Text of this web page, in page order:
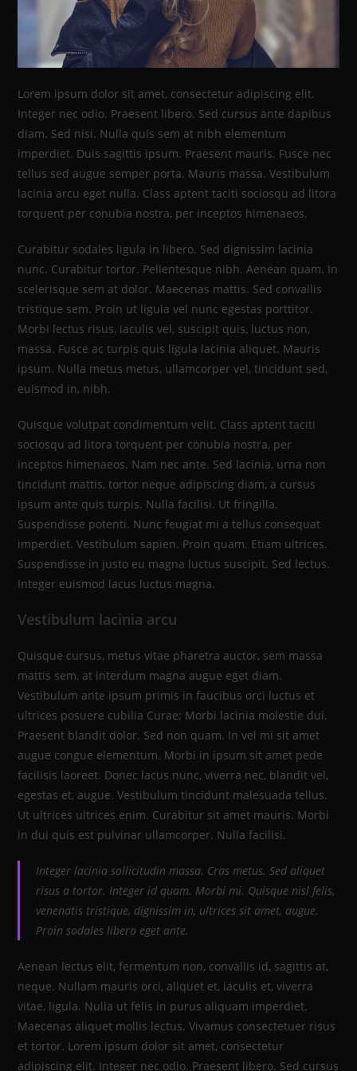
Lorem ipsum dolor sit amet, consectetur adipiscing elit.
Integer nec odio. Praesent libero. Sed cursus ante dapibus
diam. Sed nisi. Nulla quis sem at nibh elementum
imperdiet. Duis sagittis ipsum. Praesent mauris. Fusce nec
tellus sed augue semper porta. Mauris massa. Vestibulum
lacinia arcu eget nulla. Class aptent taciti sociosqu ad litora
torquent per conubia nostra, per inceptos himenaeos.
Curabitur sodales ligula in libero. Sed dignissim lacinia
nunc. Curabitur tortor. Pellentesque nibh. Aenean quam. In
scelerisque sem at dolor. Maecenas mattis. Sed convallis
tristique sem. Proin ut ligula vel nunc egestas porttitor.
Morbi lectus risus, iaculis vel, suscipit quis, luctus non,
massa. Fusce ac turpis quis ligula lacinia aliquet. Mauris
ipsum. Nulla metus metus, ullamcorper vel, tincidunt sed,
euismod in, nibh.
Quisque volutpat condimentum velit. Class aptent taciti
sociosqu ad litora torquent per conubia nostra, per
inceptos himenaeos. Nam nec ante. Sed lacinia, urna non
tincidunt mattis, tortor neque adipiscing diam, a cursus
ipsum ante quis turpis. Nulla facilisi. Ut fringilla.
Suspendisse potenti. Nunc feugiat mi a tellus consequat
imperdiet. Vestibulum sapien. Proin quam. Etiam ultrices.
Suspendisse in justo eu magna luctus suscipit. Sed lectus.
Integer euismod lacus luctus magna.
Vestibulum lacinia arcu
Quisque cursus, metus vitae pharetra auctor, sem massa
mattis sem, at interdum magna augue eget diam.
Vestibulum ante ipsum primis in faucibus orci luctus et
ultrices posuere cubilia Curae; Morbi lacinia molestie dui.
Praesent blandit dolor. Sed non quam. In vel mi sit amet
augue congue elementum. Morbi in ipsum sit amet pede
facilisis laoreet. Donec lacus nunc, viverra nec, blandit vel,
egestas et, augue. Vestibulum tincidunt malesuada tellus.
Ut ultrices ultrices enim. Curabitur sit amet mauris. Morbi
in dui quis est pulvinar ullamcorper. Nulla facilisi.
Integer lacinia sollicitudin massa. Cras metus. Sed aliquet
risus a tortor. Integer id quam. Morbi mi. Quisque nisl felis,
venenatis tristique, dignissim in, ultrices sit amet, augue.
Proin sodales libero eget ante.
Aenean lectus elit, fermentum non, convallis id, sagittis at,
neque. Nullam mauris orci, aliquet et, iaculis et, viverra
vitae, ligula. Nulla ut felis in purus aliquam imperdiet.
Maecenas aliquet mollis lectus. Vivamus consectetuer risus
et tortor. Lorem ipsum dolor sit amet, consectetur
adipiscing elit. Integer nec odio. Praesent libero. Sed cursus